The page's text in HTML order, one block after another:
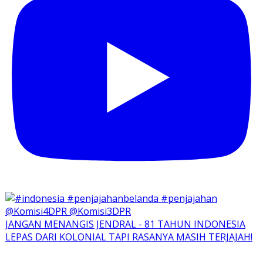
JANGAN MENANGIS JENDRAL - 81 TAHUN INDONESIA
LEPAS DARI KOLONIAL TAPI RASANYA MASIH TERJAJAH!